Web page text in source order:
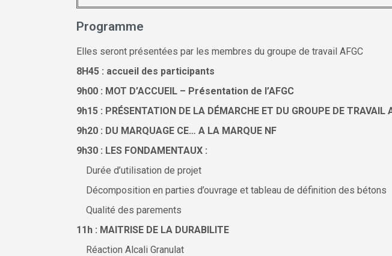
Programme
Elles seront présentées par les membres du groupe de travail AFGC
8H45 : accueil des participants
9h00 : MOT D’ACCUEIL – Présentation de l’AFGC
9h15 : PRÉSENTATION DE LA DÉMARCHE ET DU GROUPE DE TRAVAIL
9h20 : DU MARQUAGE CE… A LA MARQUE NF
9h30 : LES FONDAMENTAUX :
Durée d’utilisation de projet
Décomposition en parties d’ouvrage et tableau de définition des bétons
Qualité des parements
11h : MAITRISE DE LA DURABILITE
Réaction Alcali Granulat